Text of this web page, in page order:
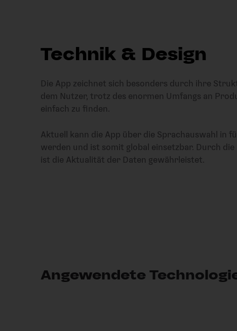
Technik & Design
Die App zeichnet sich besonders durch ihre
dem Nutzer, trotz des enormen Umfangs an
einfach zu finden.
Aktuell kann die App über die Sprachauswahl in
werden und ist somit global einsetzbar. Durch
ist die Aktualität der Daten gewährleistet.
Angewendete